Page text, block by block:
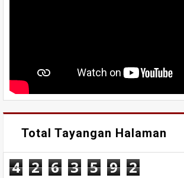
Total Tayangan Halaman
4 2 6 3 5 9 2